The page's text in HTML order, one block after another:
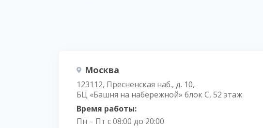
Москва
123112, Пресненская наб., д. 10,
БЦ «Башня на набережной» блок С, 52 этаж
Время работы:
Пн – Пт с 08:00 до 20:00